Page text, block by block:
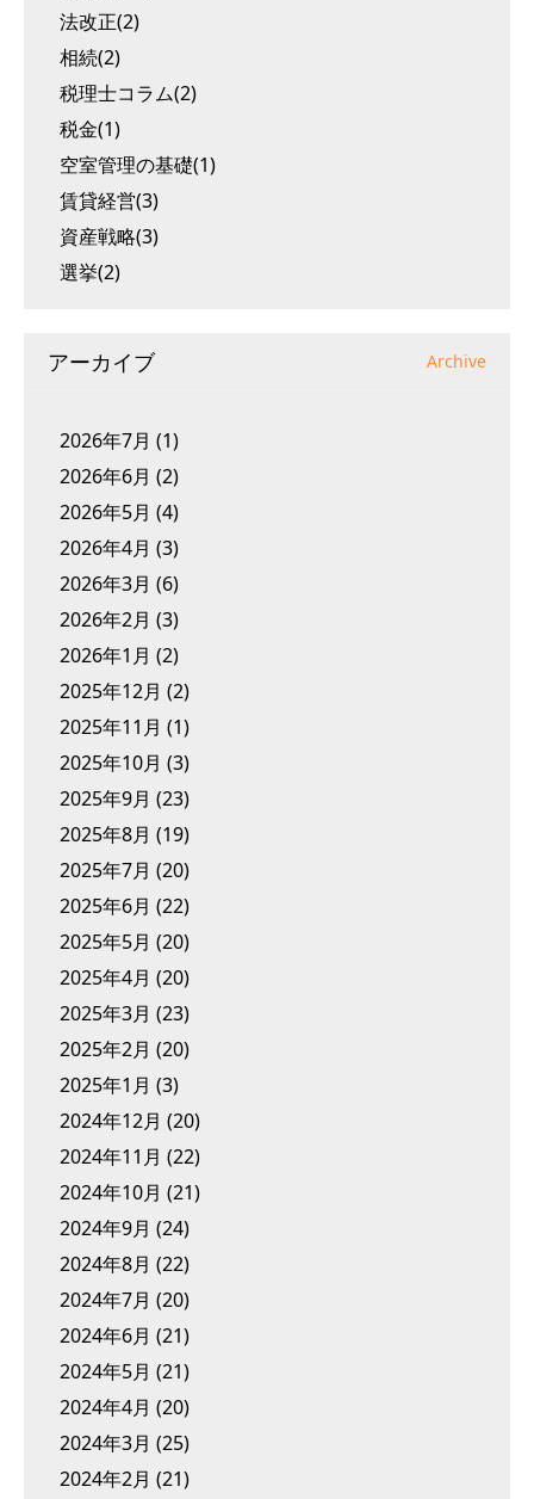
法改正(2)
相続(2)
税理士コラム(2)
税金(1)
空室管理の基礎(1)
賃貸経営(3)
資産戦略(3)
選挙(2)
アーカイブ Archive
2026年7月 (1)
2026年6月 (2)
2026年5月 (4)
2026年4月 (3)
2026年3月 (6)
2026年2月 (3)
2026年1月 (2)
2025年12月 (2)
2025年11月 (1)
2025年10月 (3)
2025年9月 (23)
2025年8月 (19)
2025年7月 (20)
2025年6月 (22)
2025年5月 (20)
2025年4月 (20)
2025年3月 (23)
2025年2月 (20)
2025年1月 (3)
2024年12月 (20)
2024年11月 (22)
2024年10月 (21)
2024年9月 (24)
2024年8月 (22)
2024年7月 (20)
2024年6月 (21)
2024年5月 (21)
2024年4月 (20)
2024年3月 (25)
2024年2月 (21)